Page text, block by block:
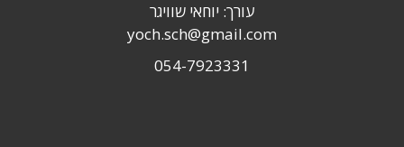
עורך: יוחאי שוויגר
yoch.sch@gmail.com
054-7923331